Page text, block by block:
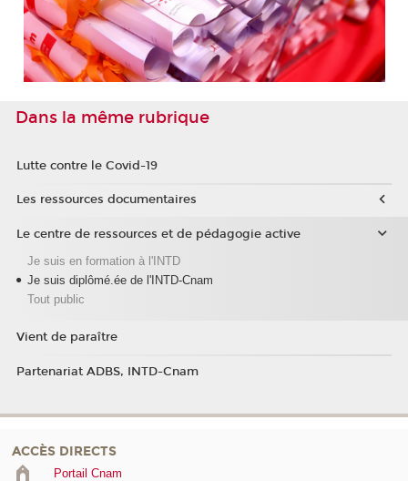
Dans la même rubrique
Lutte contre le Covid-19
Les ressources documentaires
Le centre de ressources et de pédagogie active
Je suis en formation à l'INTD
Je suis diplômé.ée de l'INTD-Cnam
Tout public
Vient de paraître
Partenariat ADBS, INTD-Cnam
ACCÈS DIRECTS
Portail Cnam